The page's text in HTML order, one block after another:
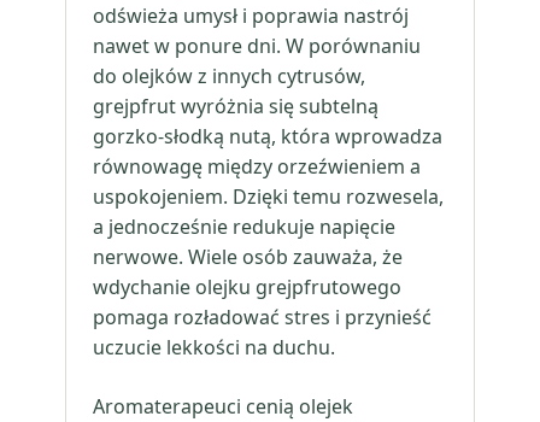
odświeża umysł i poprawia nastrój
nawet w ponure dni. W porównaniu
do olejków z innych cytrusów,
grejpfrut wyróżnia się subtelną
gorzko-słodką nutą, która wprowadza
równowagę między orzeźwieniem a
uspokojeniem. Dzięki temu rozwesela,
a jednocześnie redukuje napięcie
nerwowe. Wiele osób zauważa, że
wdychanie olejku grejpfrutowego
pomaga rozładować stres i przynieść
uczucie lekkości na duchu.
Aromaterapeuci cenią olejek